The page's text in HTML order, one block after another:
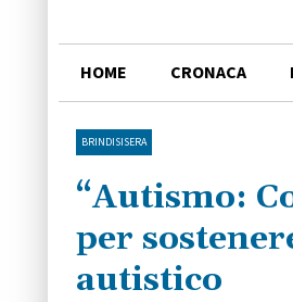
HOME CRONACA
BRINDISISERA
“Autismo:
per
autistico